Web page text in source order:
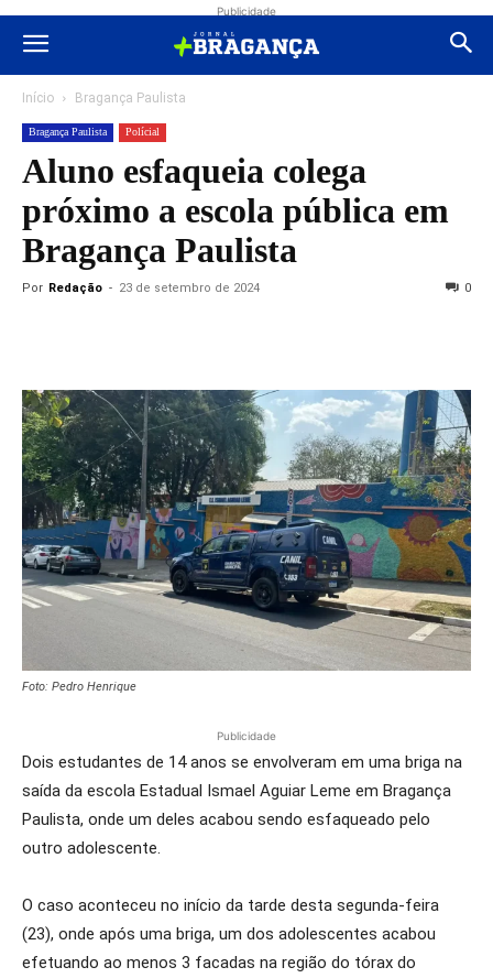
Publicidade
Início Bragança Paulista
Bragança Paulista Polícial
Aluno esfaqueia colega
próximo a escola pública em
Bragança Paulista
Por Redação - 23 de setembro de 2024 0
Foto: Pedro Henrique
Publicidade
Dois estudantes de 14 anos se envolveram em uma briga na
saída da escola Estadual Ismael Aguiar Leme em Bragança
Paulista, onde um deles acabou sendo esfaqueado pelo
outro adolescente.
O caso aconteceu no início da tarde desta segunda-feira
(23), onde após uma briga, um dos adolescentes acabou
efetuando ao menos 3 facadas na região do tórax do